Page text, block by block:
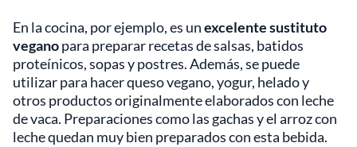
En la cocina, por ejemplo, es unexcelente sustituto
veganopara preparar recetas de salsas, batidos
proteínicos, sopas y postres. Además, se puede
utilizar para hacer queso vegano, yogur, helado y
otros productos originalmente elaborados con leche
de vaca. Preparaciones como las gachas y el arroz con
leche quedan muy bien preparados con esta bebida.